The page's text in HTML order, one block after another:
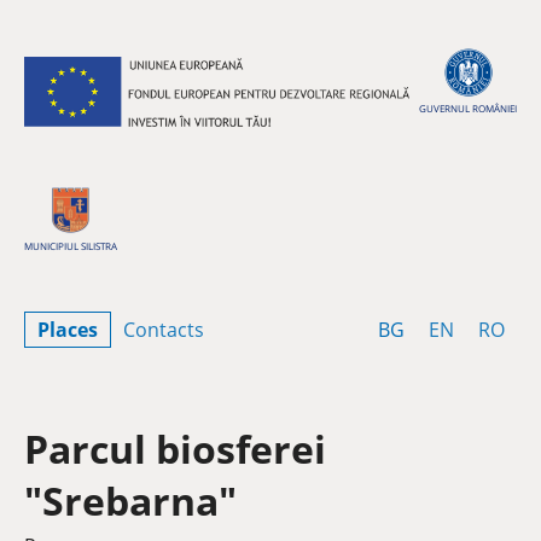
GUVERNUL ROMÂNIEI
MUNICIPIUL SILISTRA
BG Bulgarian
EN English
RO
Places Contacts
Parcul biosferei
"Srebarna"